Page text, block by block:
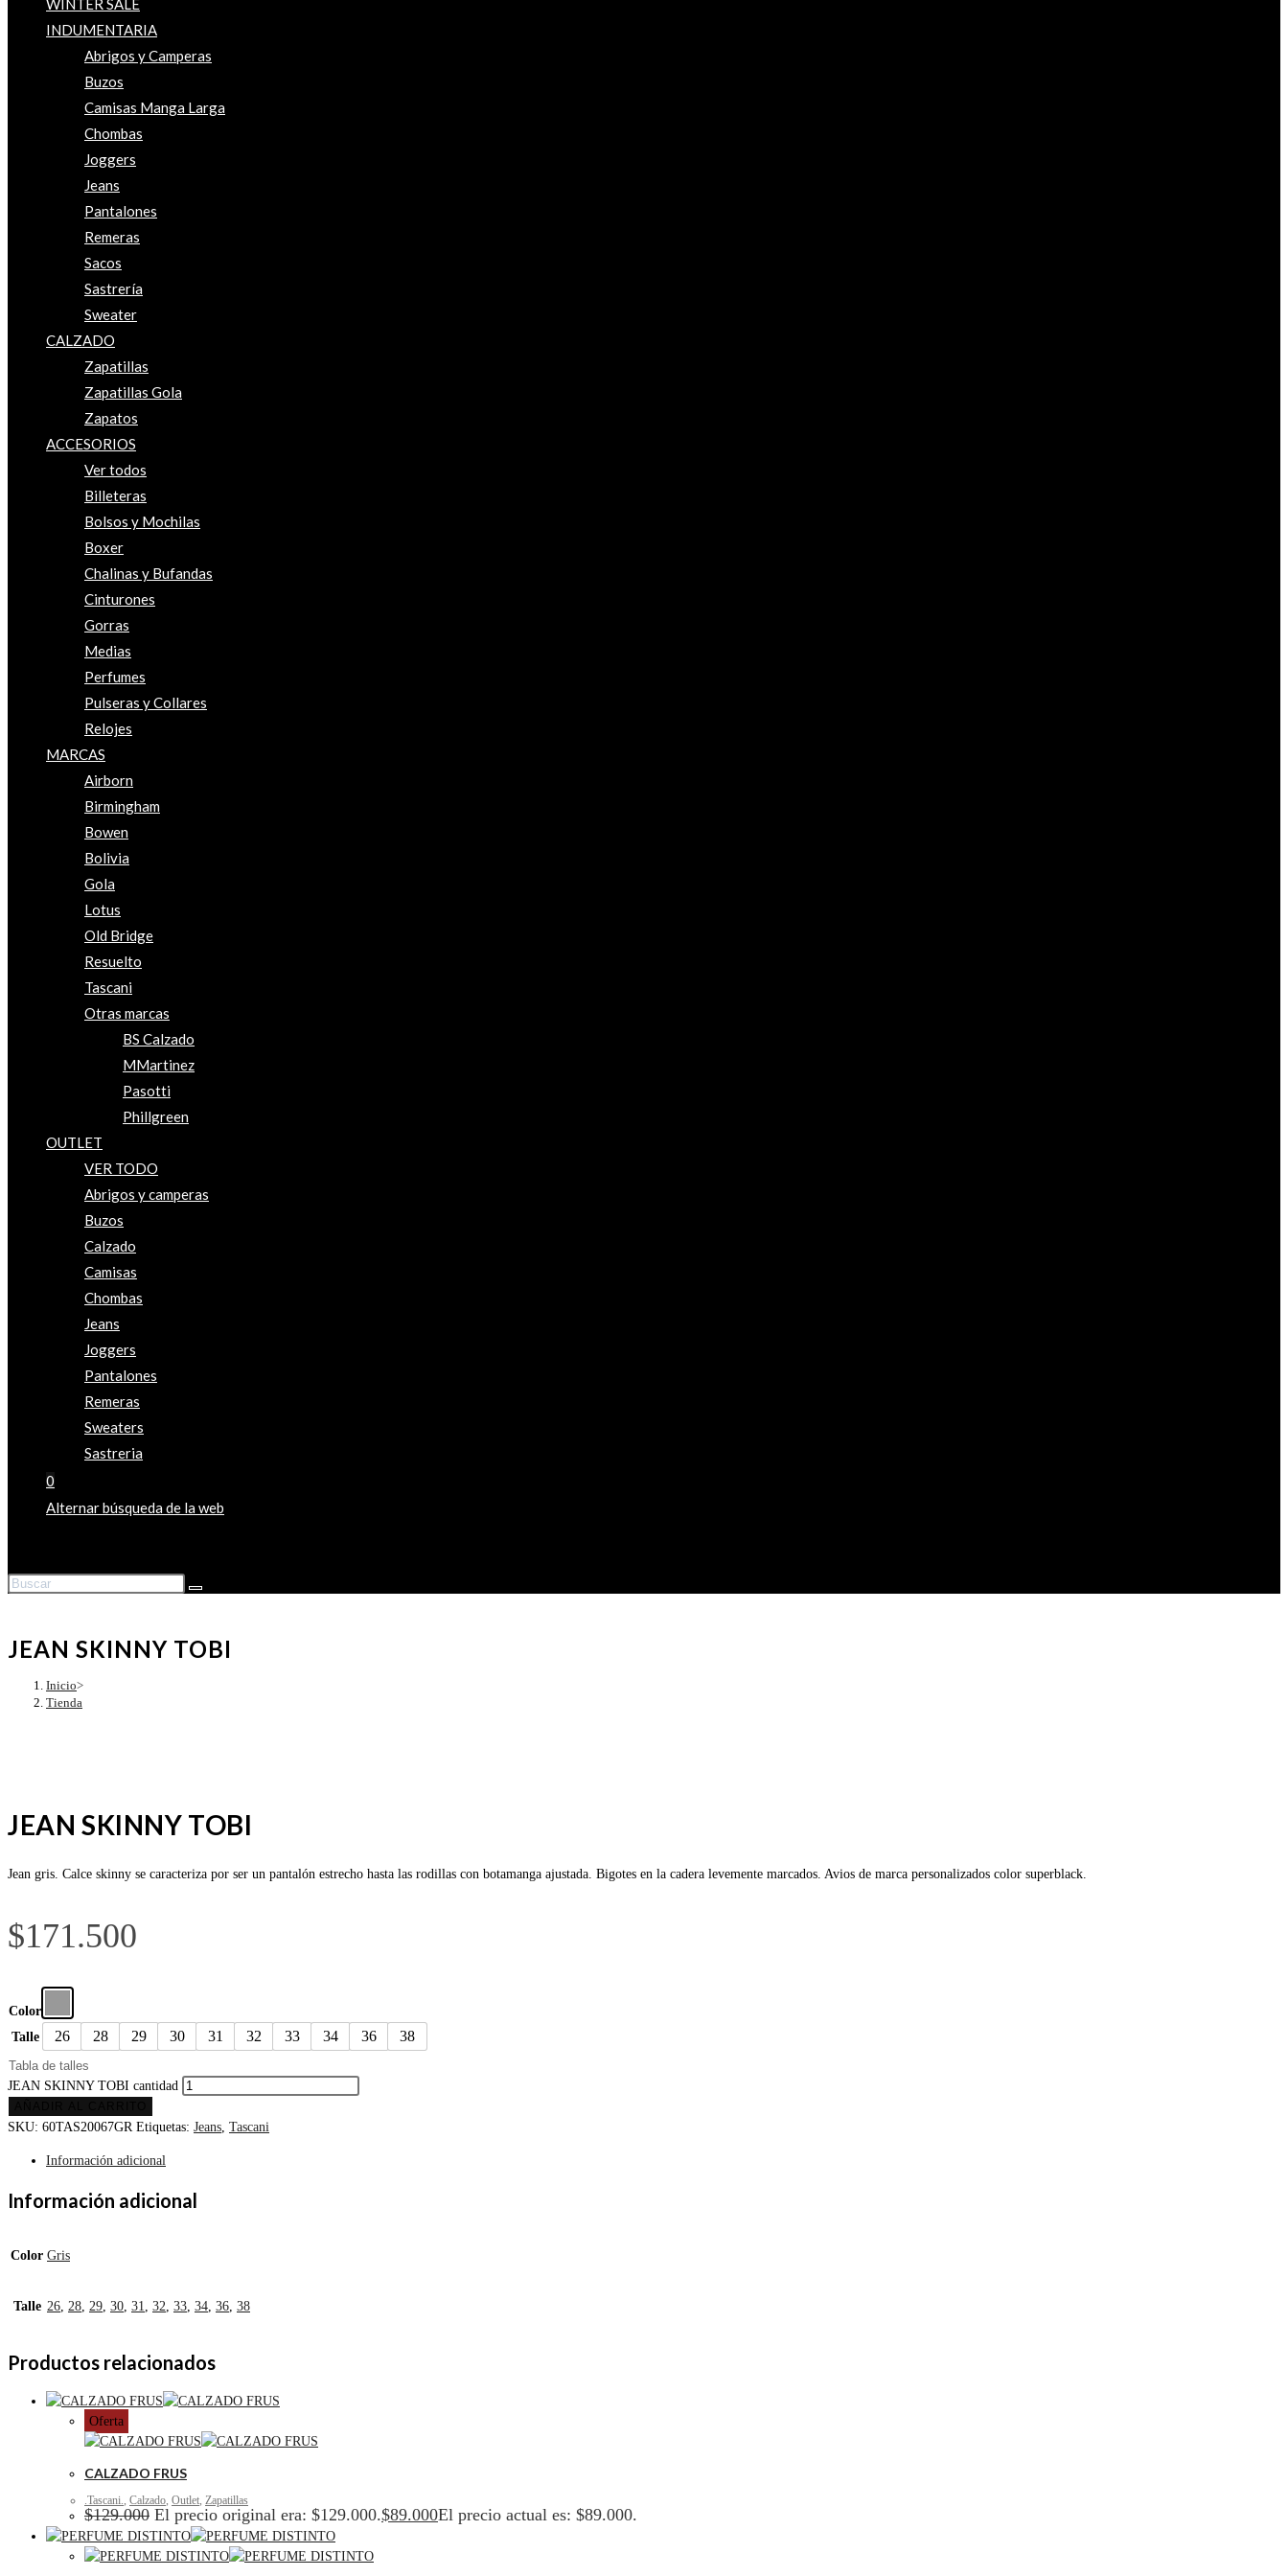
WINTER SALE
INDUMENTARIA
Abrigos y Camperas
Buzos
Camisas Manga Larga
Chombas
Joggers
Jeans
Pantalones
Remeras
Sacos
Sastrería
Sweater
CALZADO
Zapatillas
Zapatillas Gola
Zapatos
ACCESORIOS
Ver todos
Billeteras
Bolsos y Mochilas
Boxer
Chalinas y Bufandas
Cinturones
Gorras
Medias
Perfumes
Pulseras y Collares
Relojes
MARCAS
Airborn
Birmingham
Bowen
Bolivia
Gola
Lotus
Old Bridge
Resuelto
Tascani
Otras marcas
BS Calzado
MMartinez
Pasotti
Phillgreen
OUTLET
VER TODO
Abrigos y camperas
Buzos
Calzado
Camisas
Chombas
Jeans
Joggers
Pantalones
Remeras
Sweaters
Sastreria
0
Alternar búsqueda de la web
JEAN SKINNY TOBI
Inicio>
Tienda
JEAN SKINNY TOBI
Jean gris. Calce skinny se caracteriza por ser un pantalón estrecho hasta las rodillas con botamanga ajustada. Bigotes en la cadera levemente marcados. Avios de marca personalizados color superblack.
$171.500
Color
Talle
26 28 29 30 31 32 33 34 36 38
Tabla de talles
JEAN SKINNY TOBI cantidad
SKU: 60TAS20067GR Etiquetas: Jeans, Tascani
Información adicional
Información adicional
Color Gris
Talle 26, 28, 29, 30, 31, 32, 33, 34, 36, 38
Productos relacionados
Oferta
CALZADO FRUS
.Tascani. Calzado Outlet Zapatillas
$129.000 El precio original era: $129.000.$89.000El precio actual es: $89.000.